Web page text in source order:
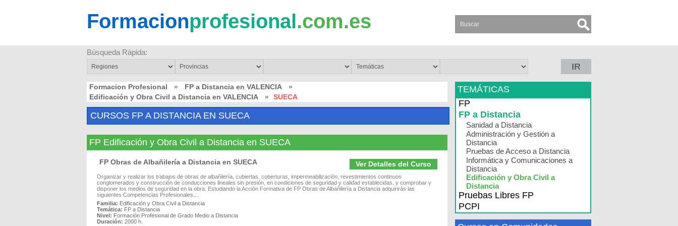
Formacionprofesional.com.es
Búsqueda Rápida:
IR
Formacion Profesional » FP a Distancia en VALENCIA
»
Edificación y Obra Civil a Distancia en VALENCIA
» SUECA
CURSOS FP A DISTANCIA EN SUECA
FP Edificación y Obra Civil a Distancia en SUECA
Ver Detalles del Curso
FP Obras de Albañilería a Distancia en SUECA
Organizar y realizar los trabajos de obras de albañilería, cubiertas, coberturas, impermeabilización, revestimientos continuos
conglomerados y construcción de conducciones lineales sin presión, en condiciones de seguridad y calidad establecidas, y comprobar y
disponer los medios de seguridad en la obra. Estudiando la Acción Formativa de FP Obras de Albañilería a Distancia adquirirás las
siguientes Competencias Profesionales,...
Familia: Edificación y Obra Civil a Distancia
Temática: FP a Distancia
Nivel: Formación Profesional de Grado Medio a Distancia
Duración: 2000 h.
TEMÁTICAS
FP
FP a Distancia
Sanidad a Distancia
Administración y Gestión a
Distancia
Pruebas de Acceso a Distancia
Informática y Comunicaciones a
Distancia
Edificación y Obra Civil a
Distancia
Pruebas Libres FP
PCPI